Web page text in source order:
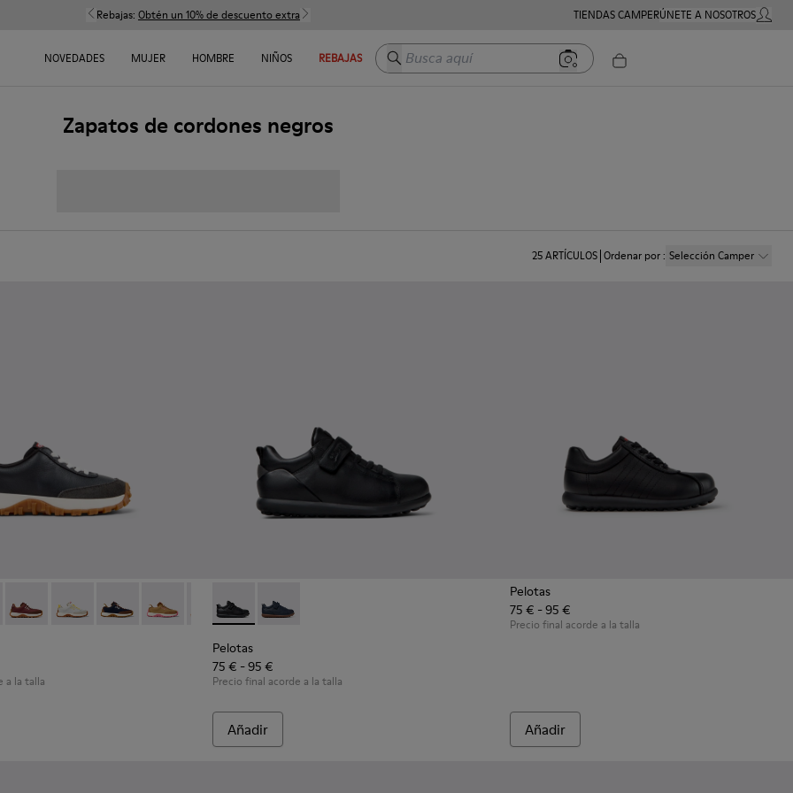
Rebajas: Obtén un 10% de descuento extra TIENDAS CAMPERÚNETE A NOSOTROSMI
NOVEDADES MUJER HOMBRE NIÑOS REBAJAS Busca aquí
Zapatos de cordones negros
25ARTÍCULOS Ordenar por: Selección Camper
niños. 004 - Zapatillas de piel y nobuk multicolor para niños.
- K800548-032
Drift Trail - K800548-031
Drift Trail - K800548-029
Drift Trail - K800548-028
Drift Trail - K800548-027
Drift Trail - K800548-025
Drift Trail - K800548-021
Drift Trail - K800548-020Drift Trail - K800548-010
Drift Trail - K800548-001
a la talla
Pelotas - K800316-003 - Zapatos negros de piel y textil para niños.
Pelotas - K800316-004
Pelotas
75 € - 95 €
Precio final acorde a la talla
Añadir
Pelotas
75 € - 95 €
Precio final acorde a la talla
Añadir